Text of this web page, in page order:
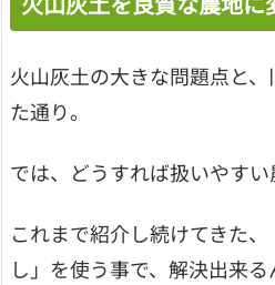
火山灰土の大きな問題点と
た通り。
では、どうすれば扱いやす
これまで紹介し続けてきた
し」を使う事で、解決出来